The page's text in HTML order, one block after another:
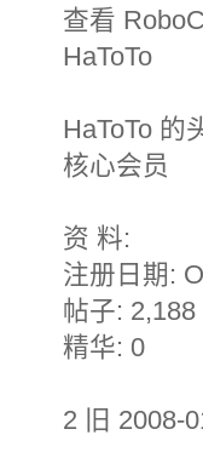
查看
HaToTo
HaToTo 的
核心会员
资 料:
注册日期:
帖子: 2,188
精华: 0
2 旧 2008-